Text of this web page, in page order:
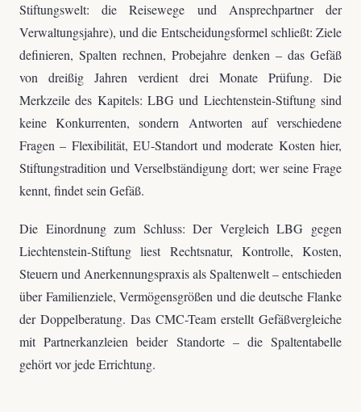
Stiftungswelt: die Reisewege und Ansprechpartner der
Verwaltungsjahre), und die Entscheidungsformel schließt: Ziele
definieren, Spalten rechnen, Probejahre denken – das Gefäß
von dreißig Jahren verdient drei Monate Prüfung. Die
Merkzeile des Kapitels: LBG und Liechtenstein-Stiftung sind
keine Konkurrenten, sondern Antworten auf verschiedene
Fragen – Flexibilität, EU-Standort und moderate Kosten hier,
Stiftungstradition und Verselbständigung dort; wer seine Frage
kennt, findet sein Gefäß.
Die Einordnung zum Schluss: Der Vergleich LBG gegen
Liechtenstein-Stiftung liest Rechtsnatur, Kontrolle, Kosten,
Steuern und Anerkennungspraxis als Spaltenwelt – entschieden
über Familienziele, Vermögensgrößen und die deutsche Flanke
der Doppelberatung. Das CMC-Team erstellt Gefäßvergleiche
mit Partnerkanzleien beider Standorte – die Spaltentabelle
gehört vor jede Errichtung.